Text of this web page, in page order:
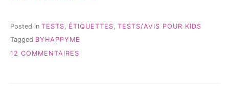
–
Posted in TESTS ÉTIQUETTES TESTS/AVIS POUR KIDS
Tagged BYHAPPYME
12 COMMENTAIRES